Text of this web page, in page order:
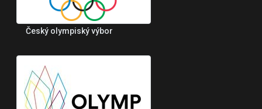
Český olympiský výbor